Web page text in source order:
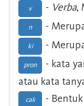
v - Verba,
n -
ki -
pron
- kata
atau kata
cak -